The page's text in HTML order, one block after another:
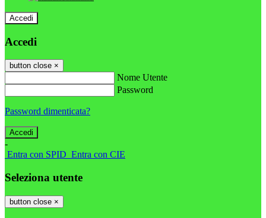
Accedi
Accedi
button close ×
Nome Utente
Password
Password dimenticata?
-
Entra con SPID Entra con CIE
Seleziona utente
button close ×